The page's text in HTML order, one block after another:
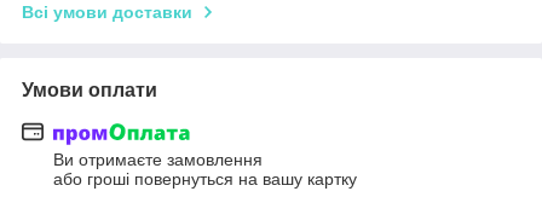
Всі умови доставки
Умови оплати
Ви отримаєте замовлення
або гроші повернуться на вашу картку